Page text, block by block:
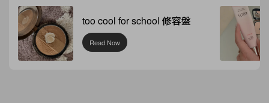
too cool for school 修容盤
Read Now